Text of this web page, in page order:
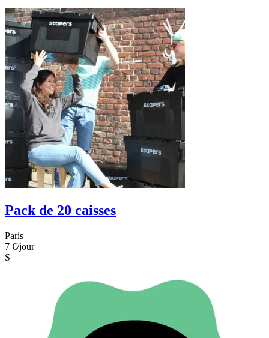
Pack de 20 caisses
Paris
7 €/jour
S